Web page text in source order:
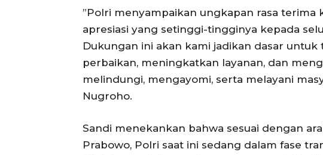
​”Polri menyampaikan ungkapan rasa terima
apresiasi yang setinggi-tingginya kepada
Dukungan ini akan kami jadikan dasar
perbaikan, meningkatkan layanan, dan
melindungi, mengayomi, serta melayani
Nugroho.
​Sandi menekankan bahwa sesuai dengan
Prabowo, Polri saat ini sedang dalam fase